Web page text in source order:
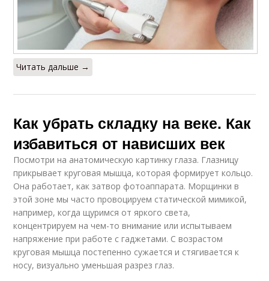
Читать дальше →
Как убрать складку на веке. Как
избавиться от нависших век
Посмотри на анатомическую картинку глаза. Глазницу
прикрывает круговая мышца, которая формирует кольцо.
Она работает, как затвор фотоаппарата. Морщинки в
этой зоне мы часто провоцируем статической мимикой,
например, когда щуримся от яркого света,
концентрируем на чем-то внимание или испытываем
напряжение при работе с гаджетами. С возрастом
круговая мышца постепенно сужается и стягивается к
носу, визуально уменьшая разрез глаз.